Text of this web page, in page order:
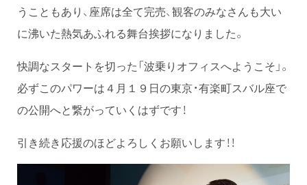
うこともあり、座席は全て完売、観客のみなさんも大い
に沸いた熱気あふれる舞台挨拶になりました。
快調なスタートを切った「波乗りオフィスへようこそ」。
必ずこのパワーは４月１９日の東京・有楽町スバル座で
の公開へと繋がっていくはずです！
引き続き応援のほどよろしくお願いします！！